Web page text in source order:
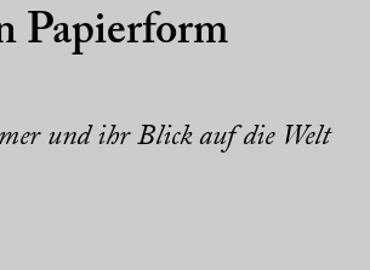
Papierform
und ihr Blick auf die Welt